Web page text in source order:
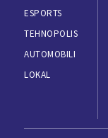
ESPORTS
TEHNOPOLIS
AUTOMOBILI
LOKAL